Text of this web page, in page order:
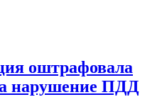
оштрафовала
нарушение ПДД